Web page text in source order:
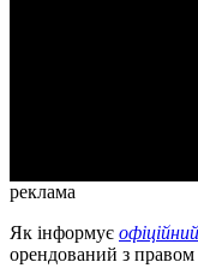
реклама
Як інформує
орендований з правом